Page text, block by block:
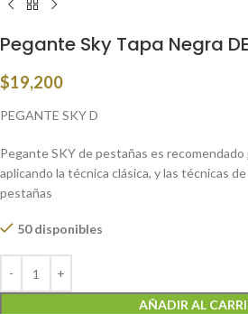
Pegante Sky Tapa Negra
$19,200
PEGANTE SKY D
Pegante SKY de pestañas es
aplicando la técnica clásica, y las técnicas
pestañas
50 disponibles
AÑADIR AL